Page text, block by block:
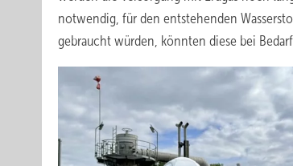
notwendig, für den entstehenden
gebraucht würden, könnten diese bei